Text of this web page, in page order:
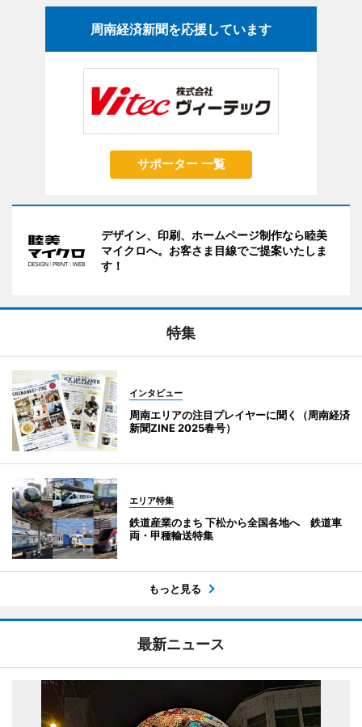
周南経済新聞を応援しています
サポーター 一覧
デザイン、印刷、ホームページ制作なら睦美
マイクロへ。お客さま目線でご提案いたしま
す！
特集
インタビュー
周南エリアの注目プレイヤーに聞く（周南経済
新聞ZINE 2025春号）
エリア特集
鉄道産業のまち 下松から全国各地へ 鉄道車
両・甲種輸送特集
もっと見る
最新ニュース